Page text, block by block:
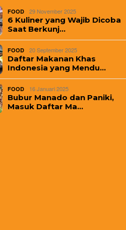
FOOD 29 November 2025
6 Kuliner yang Wajib Dicoba
Saat Berkunj…
FOOD 20 September 2025
Daftar Makanan Khas
Indonesia yang Mendu…
FOOD 16 Januari 2025
Bubur Manado dan Paniki,
Masuk Daftar Ma…